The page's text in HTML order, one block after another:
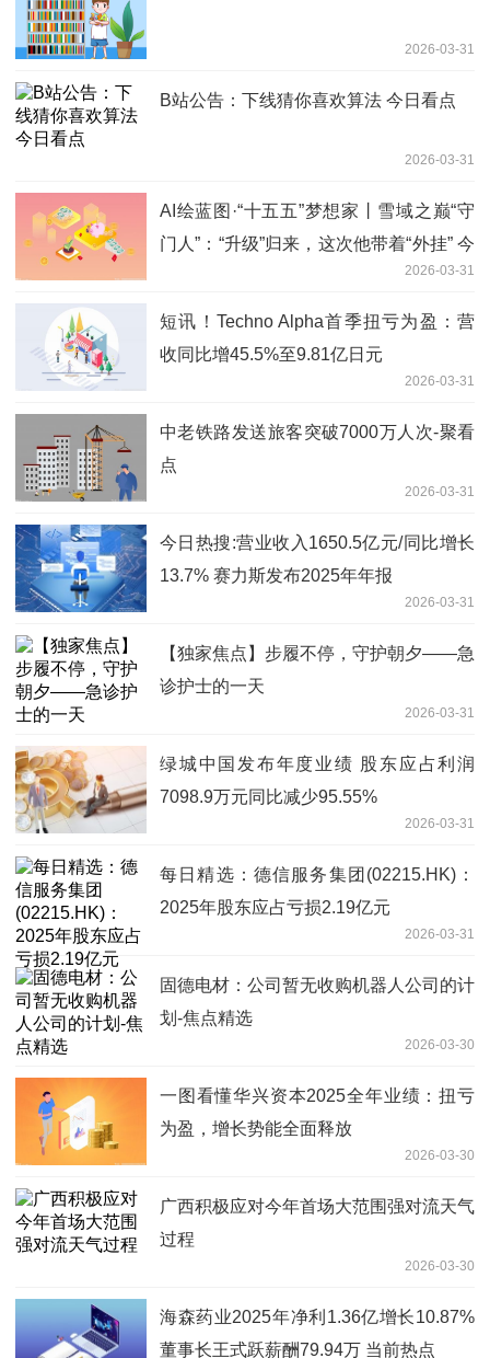
2026-03-31
B站公告：下线猜你喜欢算法 今日看点
2026-03-31
AI绘蓝图·“十五五”梦想家丨雪域之巅“守
门人”：“升级”归来，这次他带着“外挂” 今
2026-03-31
短讯！Techno Alpha首季扭亏为盈：营
收同比增45.5%至9.81亿日元
2026-03-31
中老铁路发送旅客突破7000万人次-聚看
点
2026-03-31
今日热搜:营业收入1650.5亿元/同比增长
13.7% 赛力斯发布2025年年报
2026-03-31
【独家焦点】步履不停，守护朝夕——急
诊护士的一天
2026-03-31
绿城中国发布年度业绩 股东应占利润
7098.9万元同比减少95.55%
2026-03-31
每日精选：德信服务集团(02215.HK)：
2025年股东应占亏损2.19亿元
2026-03-31
固德电材：公司暂无收购机器人公司的计
划-焦点精选
2026-03-30
一图看懂华兴资本2025全年业绩：扭亏
为盈，增长势能全面释放
2026-03-30
广西积极应对今年首场大范围强对流天气
过程
2026-03-30
海森药业2025年净利1.36亿增长10.87%
董事长王式跃薪酬79.94万 当前热点